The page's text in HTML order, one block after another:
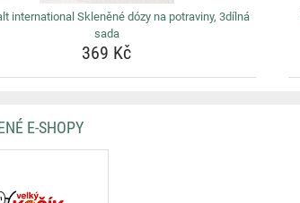
international Skleněné dózy na potraviny, 3dílná
sada
369 Kč
E-SHOPY